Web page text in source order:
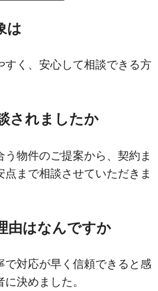
は
すく、安心して相談できる方
されましたか
物件のご提案から、契約ま
まで相談させていただきま
由はなんですか
で対応が早く信頼できると感
決めました。